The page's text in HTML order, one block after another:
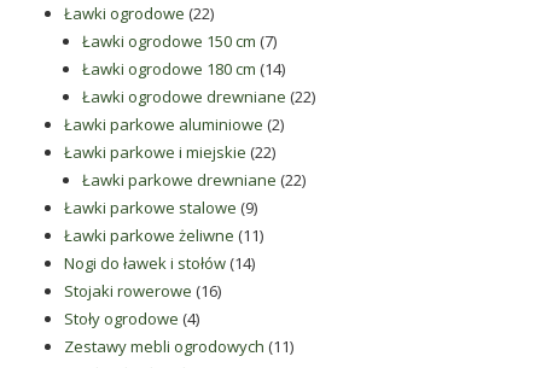
Ławki ogrodowe 2222
produkty
Ławki ogrodowe 150 cm 77
produktów
Ławki ogrodowe 180 cm 1414
produktów
Ławki ogrodowe drewniane 2222
Ławki parkowe aluminiowe 22
Ławki parkowe i miejskie 2222
produkty
Ławki parkowe drewniane 2222
Ławki parkowe stalowe 99
produktów
Ławki parkowe żeliwne 1111
Nogi do ławek i stołów 1414
Stojaki rowerowe 1616
Stoły ogrodowe 44
produkty
Zestawy mebli ogrodowych 1111